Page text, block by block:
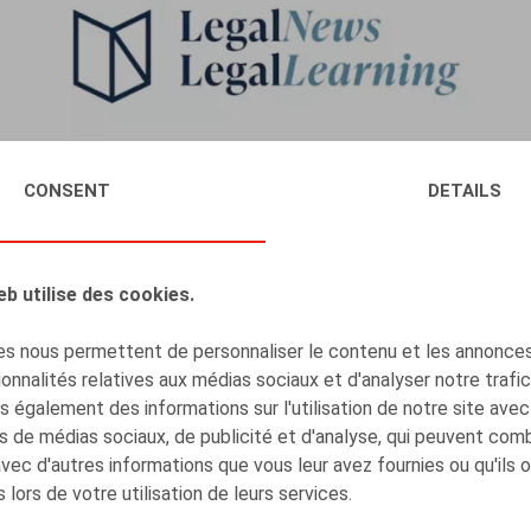
CONSENT DETAILS
utilise des cookies.
nous permettent de personnaliser le contenu et les
relatives aux médias sociaux et d'analyser notre
également des informations sur l'utilisation de notre site
de médias sociaux, de publicité et d'analyse, qui peuvent
d'autres informations que vous leur avez fournies ou qu'ils
de votre utilisation de leurs services.
nieuwe ontslagregels: een evaluatie" (in
EVÈNEMENTS
LIRE PLUS